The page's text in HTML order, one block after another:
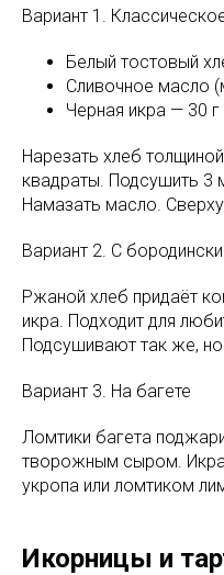
Вариант 1.
Белый тостовый
Сливочное масло
Черная икра — 30 г
Нарезать хлеб
квадраты. Подсушить 3
Намазать масло.
Вариант 2. С
Ржаной хлеб придаёт
икра. Подходит для
Подсушивают так же, но
Вариант 3. На багете
Ломтики багета
творожным сыром.
укропа или ломтиком
Икорницы и